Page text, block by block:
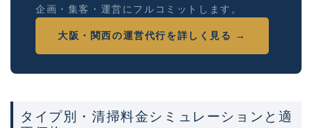
企画・集客・運営にフルコミットします。
大阪・関西の運営代行を詳しく見る →
タイプ別・清掃料金シミュレーションと適